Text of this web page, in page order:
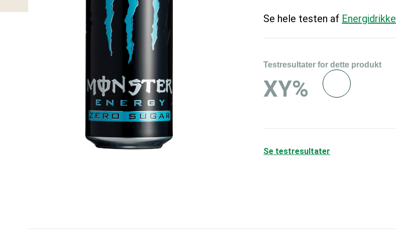
Se hele testen af Energidrikke
Testresultater for dette produkt
XY%
Se testresultater